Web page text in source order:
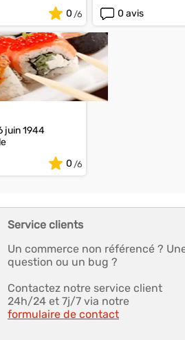
0
0 avis
juin 1944
0
Service clients
Un commerce non référencé ?
question ou un bug ?
Contactez notre service client
24h/24 et 7j/7 via notre
formulaire de contact